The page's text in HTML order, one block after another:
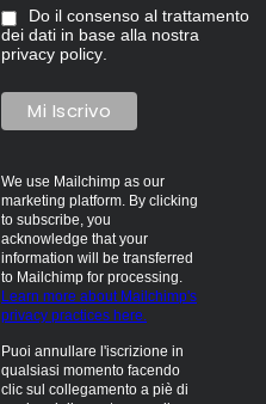
Do il consenso al trattamento
dei dati in base alla nostra
privacy policy.
We use Mailchimp as our
marketing platform. By clicking
to subscribe, you
acknowledge that your
information will be transferred
to Mailchimp for processing.
Learn more about Mailchimp's
privacy practices here.
Puoi annullare l'iscrizione in
qualsiasi momento facendo
clic sul collegamento a piè di